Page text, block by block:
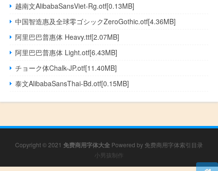
越南文AlibabaSansViet-Rg.otf[0.13MB]
中国智造惠及全球零ゴシックZeroGothic.otf[4.36MB]
阿里巴巴普惠体 Heavy.ttf[2.07MB]
阿里巴巴普惠体 Light.otf[6.43MB]
チョーク体Chalk-JP.otf[11.40MB]
泰文AlibabaSansThai-Bd.otf[0.15MB]
Copyright © 2021 免费商用字体大全 Powered by 免费商用字体索引目录
小男孩制作